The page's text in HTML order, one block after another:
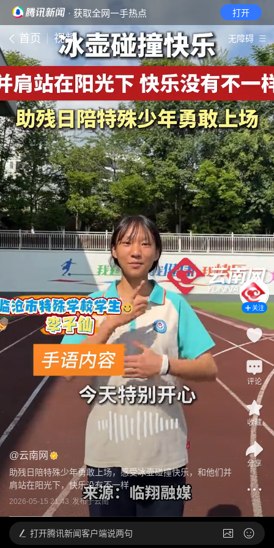
· 获取全网一手热点 打开
首页 视频 无障碍
@云南网
助残日陪特殊少年勇敢上场，感受冰壶碰撞快乐，和他们并
肩站在阳光下，快乐没有不一样
2026-05-15 21:43 发布于云南
关注
评论
收藏
分享
打开腾讯新闻客户端说两句